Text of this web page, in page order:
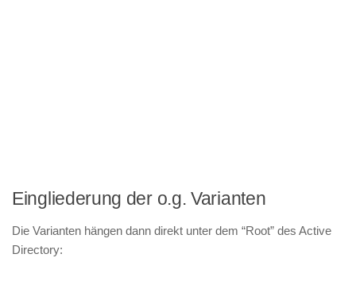
Eingliederung der o.g. Varianten
Die Varianten hängen dann direkt unter dem “Root” des Active
Directory: